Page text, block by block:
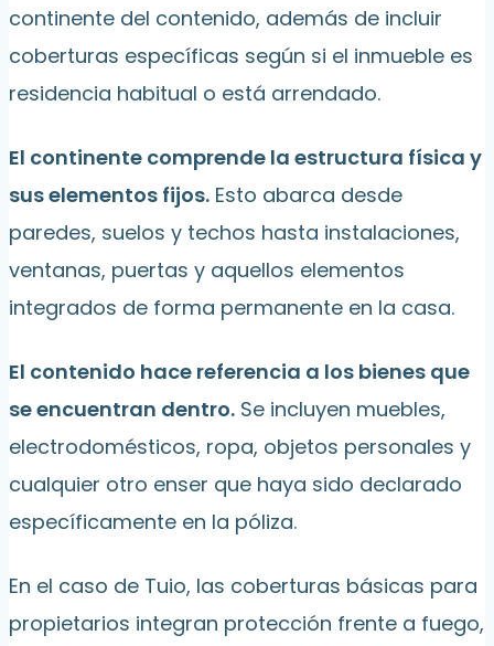
continente del contenido, además de incluir
coberturas específicas según si el inmueble es
residencia habitual o está arrendado.
El continente comprende la estructura física y
sus elementos fijos. Esto abarca desde
paredes, suelos y techos hasta instalaciones,
ventanas, puertas y aquellos elementos
integrados de forma permanente en la casa.
El contenido hace referencia a los bienes que
se encuentran dentro. Se incluyen muebles,
electrodomésticos, ropa, objetos personales y
cualquier otro enser que haya sido declarado
específicamente en la póliza.
En el caso de Tuio, las coberturas básicas para
propietarios integran protección frente a fuego,